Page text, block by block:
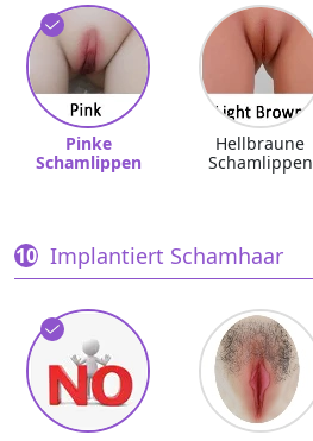
Pinke
Schamlippen
Hellbraune
Schamlippen
Implantiert Schamhaar